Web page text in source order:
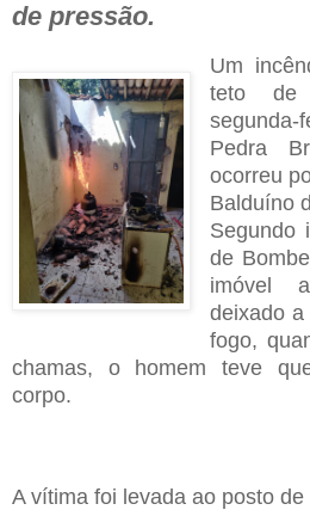
de pressão.
Um
teto de
segunda-
Pedra
ocorreu
Balduíno
Segundo
de
imóvel
deixado
fogo,
chamas, o homem teve
corpo.
A vítima foi levada ao posto